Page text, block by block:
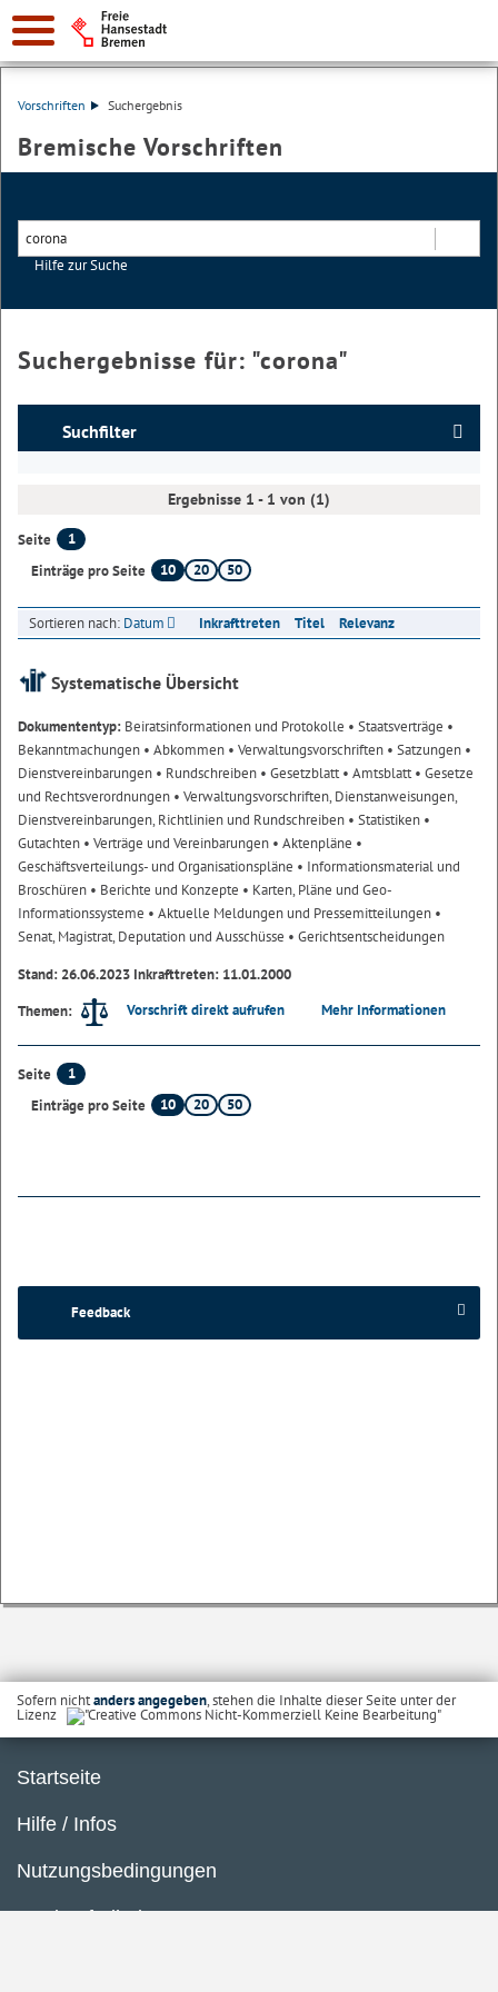
Vorschriften Suchergebnis
Bremische Vorschriften
Hilfe zur Suche
Suchergebnisse für: "corona"
Suchfilter
Ergebnisse 1 - 1 von (1)
Seite
1
Einträge pro Seite
10 20 50
Sortieren nach: Datum Inkrafttreten Titel Relevanz
Systematische Übersicht
Dokumententyp: Beiratsinformationen und Protokolle • Staatsverträge •
Bekanntmachungen • Abkommen • Verwaltungsvorschriften • Satzungen •
Dienstvereinbarungen • Rundschreiben • Gesetzblatt• Amtsblatt• Gesetze
und Rechtsverordnungen • Verwaltungsvorschriften, Dienstanweisungen,
Dienstvereinbarungen, Richtlinien und Rundschreiben • Statistiken •
Gutachten • Verträge und Vereinbarungen • Aktenpläne •
Geschäftsverteilungs- und Organisationspläne • Informationsmaterial und
Broschüren • Berichte und Konzepte • Karten, Pläne und Geo-
Informationssysteme • Aktuelle Meldungen und Pressemitteilungen •
Senat, Magistrat, Deputation und Ausschüsse • Gerichtsentscheidungen
Stand: 26.06.2023 Inkrafttreten: 11.01.2000
Themen:
Vorschrift direkt aufrufen Mehr Informationen
Seite
1
Einträge pro Seite
10 20 50
Feedback
Sofern nichtanders angegeben, stehen die Inhalte dieser Seite unter der
Lizenz
Startseite
Hilfe / Infos
Nutzungsbedingungen
Barrierefreiheit